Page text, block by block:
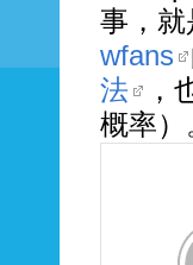
事，就
wfans
法
，
概率）